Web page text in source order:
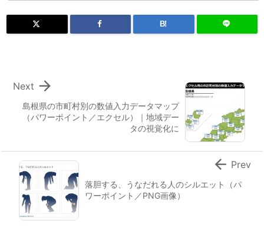
B!
島根県の市町村別の数値入力データマップ
（パワーポイント／エクセル）｜地域デー
タの視覚化に

Next
落胆する、うなだれる人のシルエット（パ
ワーポイント／PNG画像）
 Prev